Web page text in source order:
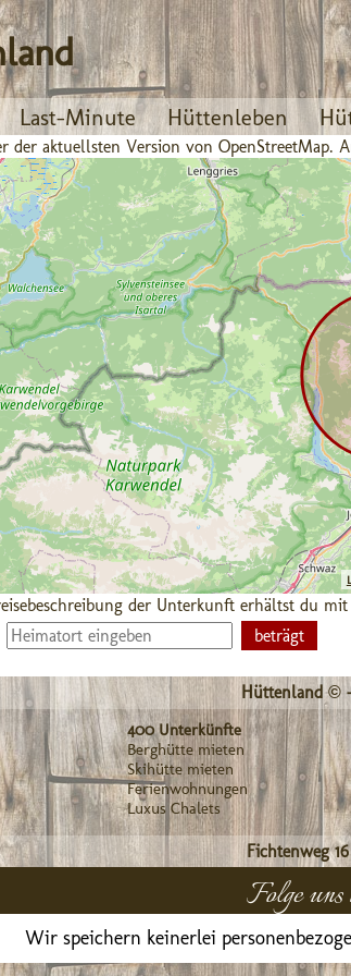
Last-Minute Hüttenleben
der aktuellsten Version von OpenStreetMap.
der Unterkunft erhältst du mit
Hüttenland ©
400 Unterkünfte
Berghütte mieten
Skihütte mieten
Ferienwohnungen
Luxus Chalets
Fichtenweg 16
Folge
Wir speichern keinerlei